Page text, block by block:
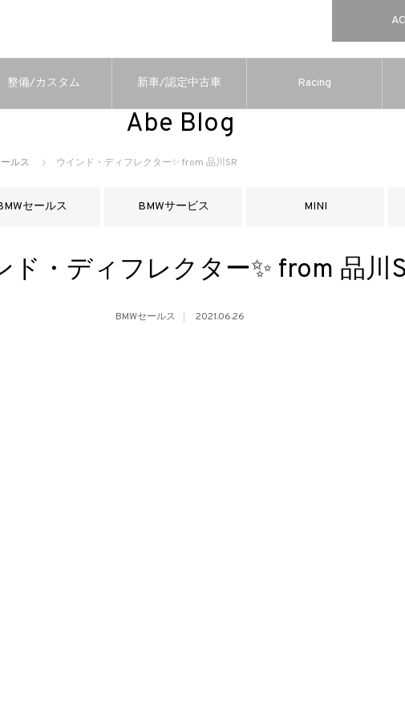
整備/カスタム 新車/認定中古車 Racing
Abe Blog
ルス ウインド・ディフレクター✨ from 品川SR
セールス BMWサービス MINI
ド・ディフレクター✨ from 品川
BMWセールス 2021.06.26